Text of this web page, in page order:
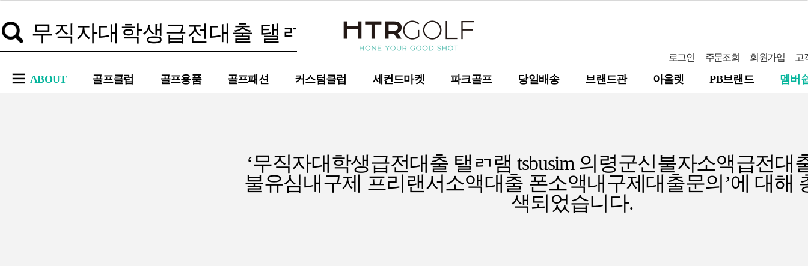
로그인 주문조회 회원가입 고
ABOUT 골프클럽 골프용품 골프패션 커스텀클럽 세컨드마켓 파크골프 당일배송 브랜드관 아울렛 PB브랜드 멤버
‘무직자대학생급전대출 탤ㄺ램 tsbusim 의령군신불자소액급전대
불유심내구제 프리랜서소액대출 폰소액내구제대출문의’에 대해
색되었습니다.